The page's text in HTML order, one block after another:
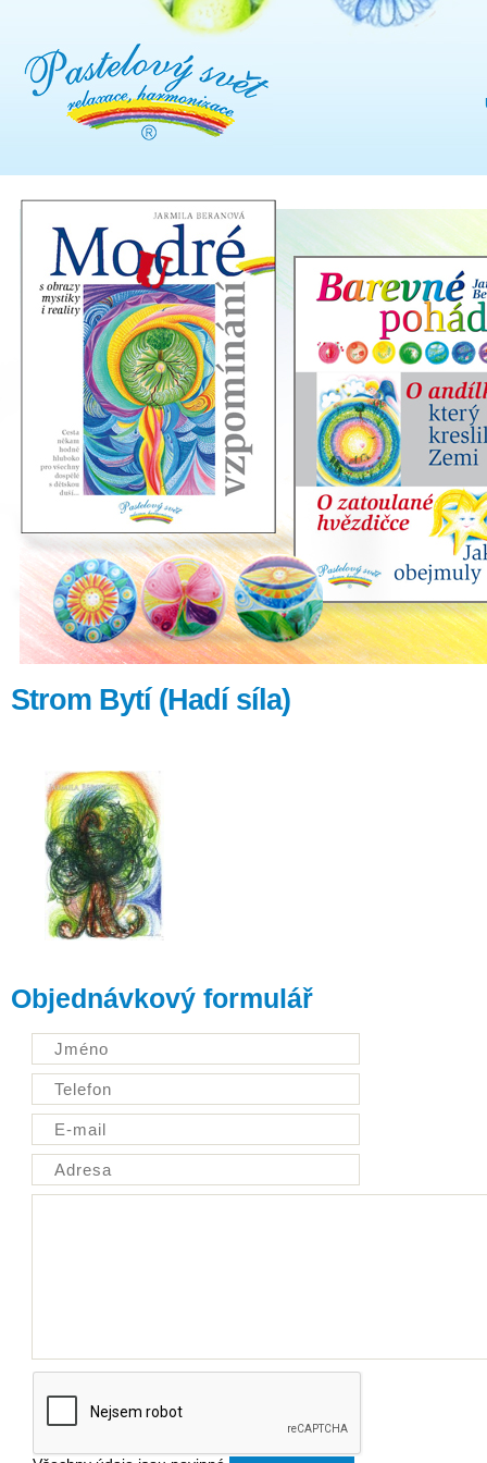
Strom Bytí (Hadí síla)
Objednávkový formulář